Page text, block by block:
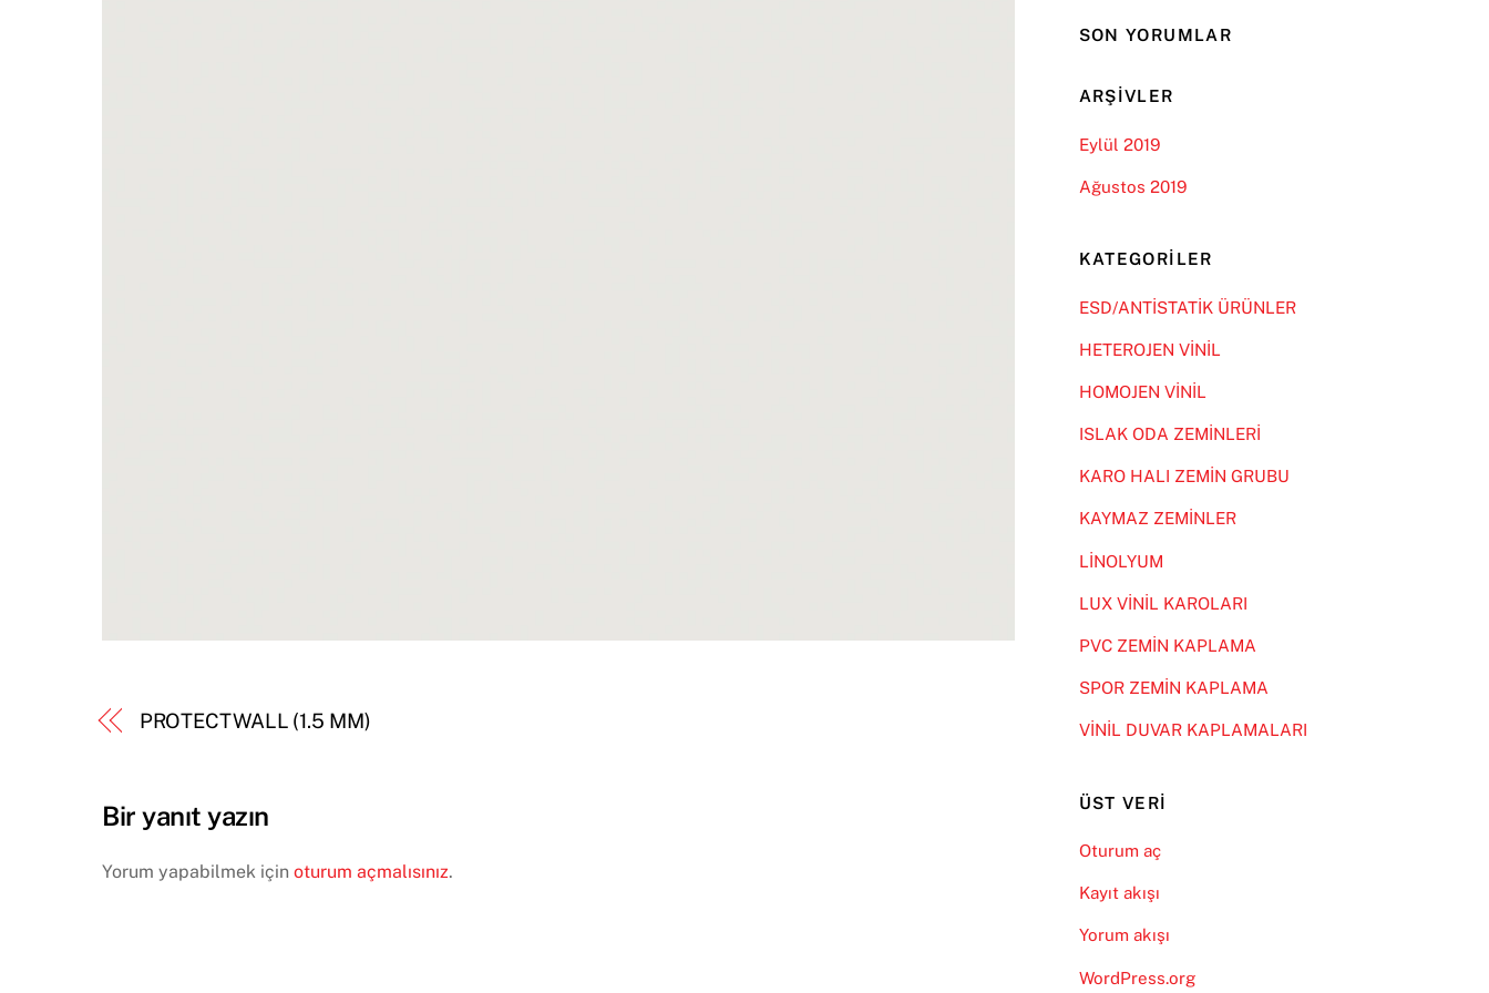
PROTECTWALL (1.5 MM)
Bir yanıt yazın
Yorum yapabilmek için oturum açmalısınız.
SON YORUMLAR
ARŞIVLER
Eylül 2019
Ağustos 2019
KATEGORILER
ESD/ANTİSTATİK ÜRÜNLER
HETEROJEN VİNİL
HOMOJEN VİNİL
ISLAK ODA ZEMİNLERİ
KARO HALI ZEMİN GRUBU
KAYMAZ ZEMİNLER
LİNOLYUM
LUX VİNİL KAROLARI
PVC ZEMİN KAPLAMA
SPOR ZEMİN KAPLAMA
VİNİL DUVAR KAPLAMALARI
ÜST VERI
Oturum aç
Kayıt akışı
Yorum akışı
WordPress.org